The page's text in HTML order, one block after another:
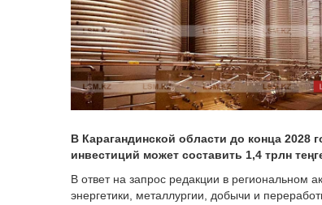
В Карагандинской области до конца
инвестиций может составить 1,4 трлн
В ответ на запрос редакции в региональном
энергетики, металлургии, добычи и